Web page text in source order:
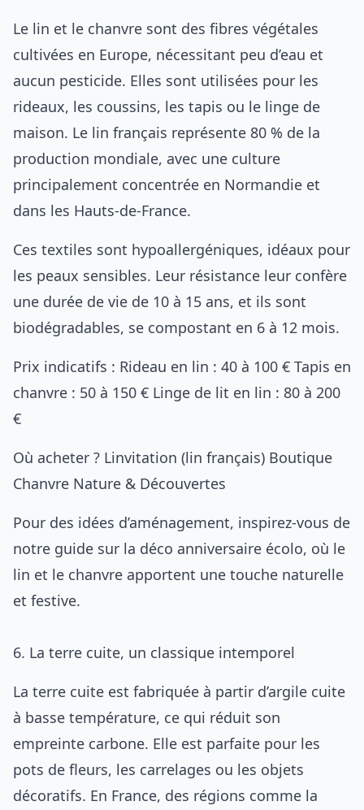
Le lin et le chanvre sont des fibres végétales
cultivées en Europe, nécessitant peu d’eau et
aucun pesticide. Elles sont utilisées pour les
rideaux, les coussins, les tapis ou le linge de
maison. Le lin français représente 80 % de la
production mondiale, avec une culture
principalement concentrée en Normandie et
dans les Hauts-de-France.
Ces textiles sont hypoallergéniques, idéaux pour
les peaux sensibles. Leur résistance leur confère
une durée de vie de 10 à 15 ans, et ils sont
biodégradables, se compostant en 6 à 12 mois.
Prix indicatifs : Rideau en lin : 40 à 100 € Tapis en
chanvre : 50 à 150 € Linge de lit en lin : 80 à 200
€
Où acheter ? Linvitation (lin français) Boutique
Chanvre Nature & Découvertes
Pour des idées d’aménagement, inspirez-vous de
notre guide sur la déco anniversaire écolo, où le
lin et le chanvre apportent une touche naturelle
et festive.
6. La terre cuite, un classique intemporel
La terre cuite est fabriquée à partir d’argile cuite
à basse température, ce qui réduit son
empreinte carbone. Elle est parfaite pour les
pots de fleurs, les carrelages ou les objets
décoratifs. En France, des régions comme la